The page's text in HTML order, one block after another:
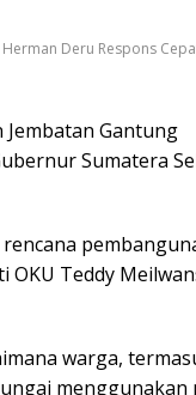
Deru Respons
Jembatan Gantung
Sumatera
OKU Teddy
warga,
menggunakan